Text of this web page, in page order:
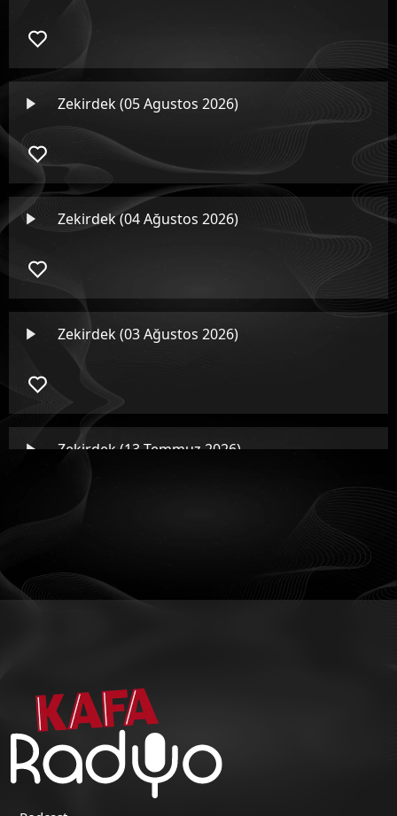
Zekirdek (05 Agustos 2026)
Zekirdek (04 Ağustos 2026)
Zekirdek (03 Ağustos 2026)
Zekirdek (13 Temmuz 2026)
Zekirdek (07 Temmuz 2026)